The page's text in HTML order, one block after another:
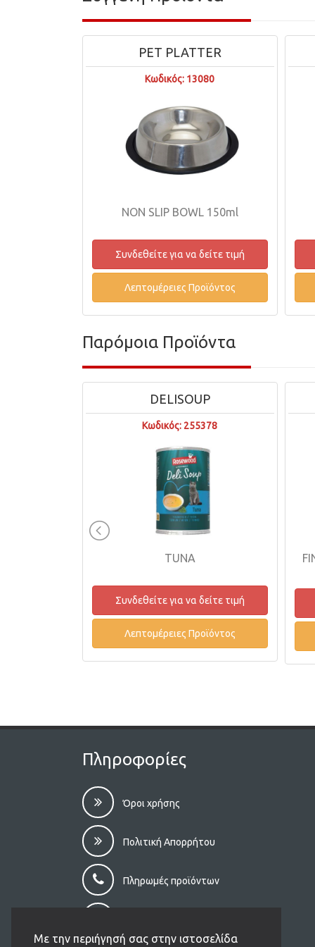
Με την περιήγησή σας στην ιστοσελίδα
PET PLATTER
Κωδικός: 13080
NON SLIP BOWL 150ml
Συνδεθείτε για να δείτε τιμή
Λεπτομέρειες Προϊόντος
Παρόμοια Προϊόντα
DELISOUP
Κωδικός: 255378
TUNA
Συνδεθείτε για να δείτε τιμή
Λεπτομέρειες Προϊόντος
Πληροφορίες
Όροι χρήσης
Πολιτική Απορρήτου
Πληρωμές προϊόντων